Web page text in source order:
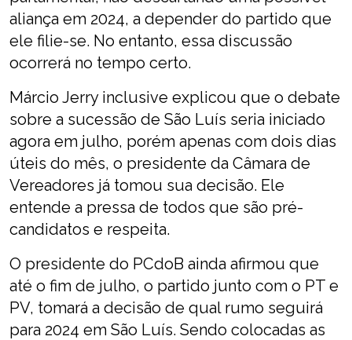
aliança em 2024, a depender do partido que
ele filie-se. No entanto, essa discussão
ocorrerá no tempo certo.
Márcio Jerry inclusive explicou que o debate
sobre a sucessão de São Luís seria iniciado
agora em julho, porém apenas com dois dias
úteis do mês, o presidente da Câmara de
Vereadores já tomou sua decisão. Ele
entende a pressa de todos que são pré-
candidatos e respeita.
O presidente do PCdoB ainda afirmou que
até o fim de julho, o partido junto com o PT e
PV, tomará a decisão de qual rumo seguirá
para 2024 em São Luís. Sendo colocadas as